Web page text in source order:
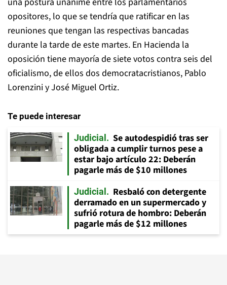
opositores, lo que se tendría que ratificar en las
reuniones que tengan las respectivas bancadas
durante la tarde de este martes. En Hacienda la
oposición tiene mayoría de siete votos contra seis del
oficialismo, de ellos dos democratacristianos, Pablo
Lorenzini y José Miguel Ortiz.
Te puede interesar
Judicial
Se autodespidió tras ser
obligada a cumplir turnos pese a
estar bajo artículo 22: Deberán
pagarle más de $10 millones
Judicial
Resbaló con detergente
derramado en un supermercado y
sufrió rotura de hombro: Deberán
pagarle más de $12 millones